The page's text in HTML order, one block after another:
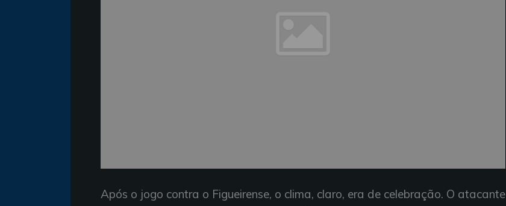
Após o jogo contra o Figueirense, o clima, claro, era de celebração. O atacante